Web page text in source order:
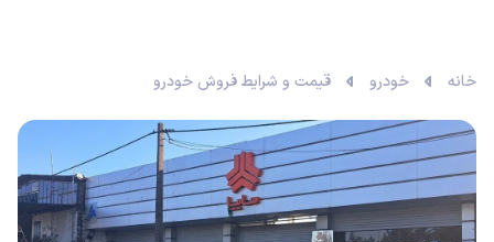
خانه خودرو قیمت و شرایط فروش خودرو